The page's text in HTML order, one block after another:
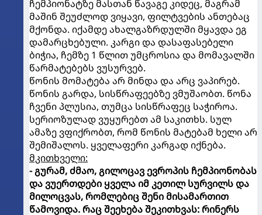
ჩემპიონატზე მასთან წავაგე კიდეც, მაგრამ
მაშინ შეუძლოდ ვიყავი, ფილტვების ანთებაც
მქონდა. იქამდე ახალგაზრდულში მყავდა ეგ
დამარცხებული. კარგი და დასაფასებელი
ბიჭია, ჩემზე 1 წლით უმცროსია და მომავალში
წარმატებებს ვუსურვებ.
წონის მომატება არ მინდა და არც ვაპირებ.
წონის გარდა, სისწრაფეებზე ვმუშაობთ. წონა
ჩვენი პლუსია, თუმცა სისწრაფეც საჭიროა.
სერიოზულად ვუყურებთ ამ საკითხს. სულ
ამაზე ვფიქრობთ, რომ წონის მატებამ ხელი არ
შემიშალოს. ყველაფერი კარგად იქნება.
მკითხველი:
- გურამ, ძმაო, გილოცავ ევროპის ჩემპიონობას
და ვუერთდები ყველა იმ კეთილ სურვილს და
მილოცვას, რომლებიც შენი მისამართით
წამოვიდა. რაც შეეხება შეკითხვას: რინერს